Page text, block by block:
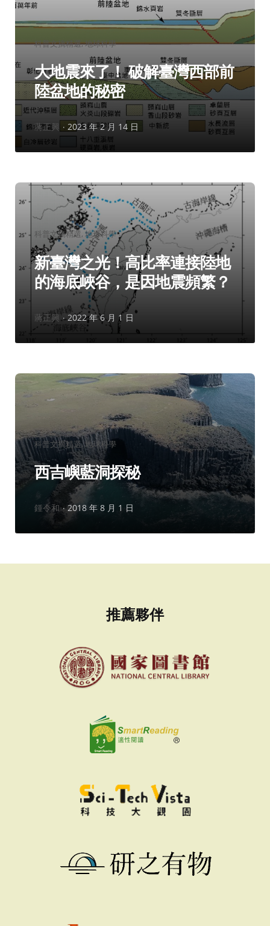
分
類：
科普文摘精選 地球科學
大地震來了！ 破解臺灣西部前
陸盆地的秘密
作
者：
蔣正興 2023 年 2 月 14 日
分
類：
科普文摘精選 地球科學
新臺灣之光！高比率連接陸地
的海底峽谷，是因地震頻繁？
作
者：
蔣正興 2022 年 6 月 1 日
分
類：
科普文摘精選 地球科學
西吉嶼藍洞探秘
作
鍾令和 2018 年 8 月 1 日
推薦夥伴